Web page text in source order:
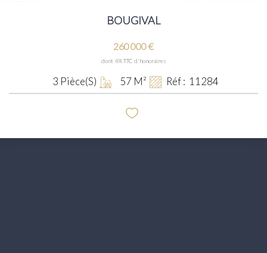
BOUGIVAL
260 000 €
dont 4% TTC d'honoraires
3 Pièce(s) 57 M² Réf : 11284